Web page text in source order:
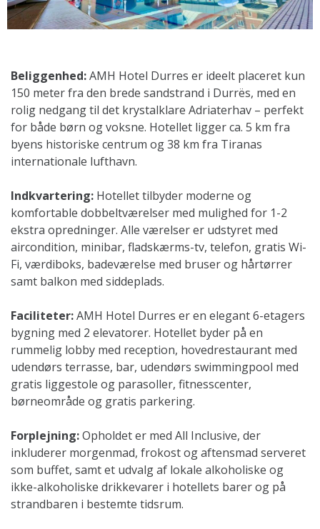
Beliggenhed:AMH Hotel Durres er ideelt placeret kun
150 meter fra den brede sandstrand i Durrës, med en
rolig nedgang til det krystalklare Adriaterhav – perfekt
for både børn og voksne. Hotellet ligger ca. 5 km fra
byens historiske centrum og 38 km fra Tiranas
internationale lufthavn.
Indkvartering: Hotellet tilbyder moderne og
komfortable dobbeltværelser med mulighed for 1-2
ekstra opredninger. Alle værelser er udstyret med
aircondition, minibar, fladskærms-tv, telefon, gratis Wi-
Fi, værdiboks, badeværelse med bruser og hårtørrer
samt balkon med siddeplads.
Faciliteter:AMH Hotel Durres er en elegant 6-etagers
bygning med 2 elevatorer. Hotellet byder på en
rummelig lobby med reception, hovedrestaurant med
udendørs terrasse, bar, udendørs swimmingpool med
gratis liggestole og parasoller, fitnesscenter,
børneområde og gratis parkering.
Forplejning:Opholdet er med All Inclusive, der
inkluderer morgenmad, frokost og aftensmad serveret
som buffet, samt et udvalg af lokale alkoholiske og
ikke-alkoholiske drikkevarer i hotellets barer og på
strandbaren i bestemte tidsrum.